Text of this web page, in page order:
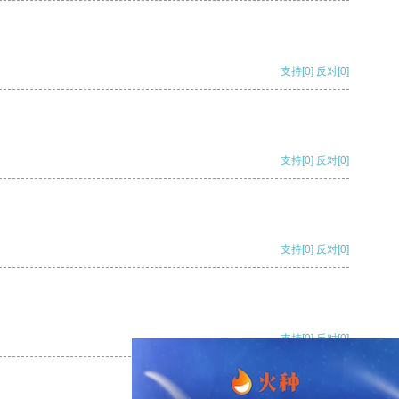
支持[0] 反对[0]
支持[0] 反对[0]
支持[0] 反对[0]
支持[0] 反对[0]